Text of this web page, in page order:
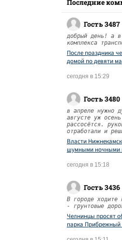
Последние
Гость 3487
добрый день! а
комплекса
После праздника
домой по девяти
сегодня в 15:29
Гость 3480
в апреле нужно
августе уж
рассосётся.
отработали и
Власти
шумными ночными
сегодня в 15:18
Гость 3436
В городе ходите
- грунтовые
Челнинцы просят
парка